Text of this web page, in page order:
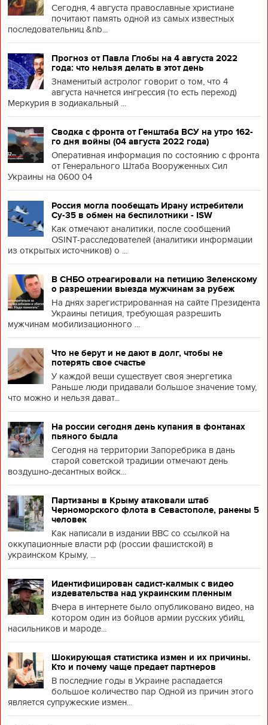
Сегодня, 4 августа православные христиане
почитают память одной из самых известных
последовательниц &nb...
Прогноз от Павла Глобы на 4 августа 2022
года: что нельзя делать в этот день
Знаменитый астролог говорит о том, что 4
августа начнется ингрессия (то есть переход)
Меркурия в зодиакальный ...
Сводка с фронта от Генштаба ВСУ на утро 162-
го дня войны (04 августа 2022 года)
Оперативная информация по состоянию с фронта
от Генерального Штаба Вооруженных Сил
Украины на 0600 04
Россия могла пообещать Ирану истребители
Су-35 в обмен на беспилотники - ISW
Как отмечают аналитики, после сообщений
OSINT-расследователей (аналитики информации
из открытых источников) о ...
В СНБО отреагировали на петицию Зеленскому
о разрешении выезда мужчинам за рубеж
На днях зарегистрированная на сайте Президента
Украины петиция, требующая разрешить
мужчинам мобилизационного ...
Что не берут и не дают в долг, чтобы не
потерять свое счастье
У каждой вещи существует своя энергетика
Раньше люди придавали большое значение тому,
что можно и нельзя дават...
На россии сегодня день купания в фонтанах
пьяного быдла
Сегодня на территории Запоребрика в дань
старой советской традиции отмечают день
воздушно-десантных войск...
Партизаны в Крыму атаковали штаб
Черноморского флота в Севастополе, ранены 5
человек
Как написали в издании BBC со ссылкой на
оккупационные власти рф (россии фашистской) в
украинском Крыму, ...
Идентифицирован садист-калмык с видео
издевательства над украинским пленным
Вчера в интернете было опубликовано видео, на
котором один из бойцов армии русских убийц,
насильников и мароде...
Шокирующая статистика измен и их причины.
Кто и почему чаще предает партнеров
В последние годы в Украине распадается
большое количество пар Одной из причин этого
является супружеские измен...